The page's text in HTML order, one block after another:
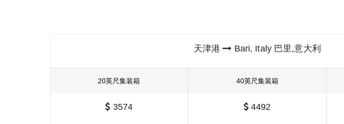
天津港 Bari, Italy 巴里,意大利
20英尺集装箱
3574
40英尺集装箱
4492